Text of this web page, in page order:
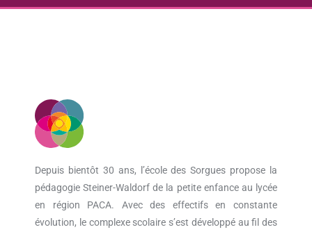
Depuis bientôt 30 ans, l’école des Sorgues propose la
pédagogie Steiner-Waldorf de la petite enfance au lycée
en région PACA. Avec des effectifs en constante
évolution, le complexe scolaire s’est développé au fil des